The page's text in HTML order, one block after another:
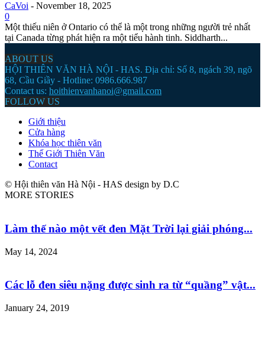
CaVoi - November 18, 2025
0
Một thiếu niên ở Ontario có thể là một trong những người trẻ nhất
tại Canada từng phát hiện ra một tiểu hành tinh. Siddharth...
ABOUT US
HỘI THIÊN VĂN HÀ NỘI - HAS. Địa chỉ: Số 8, ngách 39, ngõ
68, Cầu Giầy - Hotline: 0986.666.987
Contact us: hoithienvanhanoi@gmail.com
FOLLOW US
Giới thiệu
Cửa hàng
Khóa học thiên văn
Thế Giới Thiên Văn
Contact
© Hội thiên văn Hà Nội - HAS design by D.C
MORE STORIES
Làm thế nào một vết đen Mặt Trời lại giải phóng...
May 14, 2024
Các lỗ đen siêu nặng được sinh ra từ “quầng” vật...
January 24, 2019